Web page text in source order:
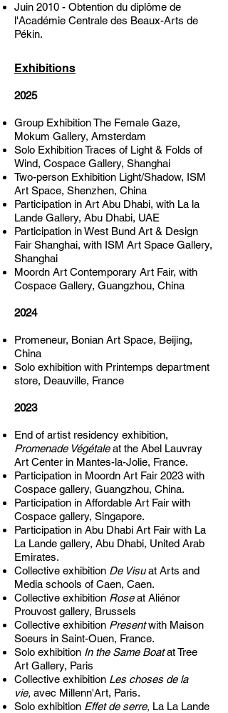
Juin 2010 - Obtention du diplôme de
l'Académie Centrale des Beaux-Arts de
Pékin.
Exhibitions
2025
Group Exhibition The Female Gaze,
Mokum Gallery, Amsterdam
Solo Exhibition Traces of Light & Folds of
Wind, Cospace Gallery, Shanghai
Two-person Exhibition Light/Shadow, ISM
Art Space, Shenzhen, China
Participation in Art Abu Dhabi, with La la
Lande Gallery, Abu Dhabi, UAE
Participation in West Bund Art & Design
Fair Shanghai, with ISM Art Space Gallery,
Shanghai
Moordn Art Contemporary Art Fair, with
Cospace Gallery, Guangzhou, China
2024
Promeneur, Bonian Art Space, Beijing,
China
Solo exhibition with Printemps department
store, Deauville, France
2023
End of artist residency exhibition,
Promenade Végétaleat the Abel Lauvray
Art Center in Mantes-la-Jolie, France.
Participation in Moordn Art Fair 2023 with
Cospace gallery, Guangzhou, China.
Participation in Affordable Art Fair with
Cospace gallery, Singapore.
Participation in Abu Dhabi Art Fair with La
La Lande gallery, Abu Dhabi, United Arab
Emirates.
Collective exhibition De Visuat Arts and
Media schools of Caen, Caen.
Collective exhibition Roseat Aliénor
Prouvost gallery, Brussels
Collective exhibition Presentwith Maison
Soeurs in Saint-Ouen, France.
Solo exhibition In the Same Boatat Tree
Art Gallery, Paris
Collective exhibition Les choses de la
vie, avec Millenn'Art, Paris.
Solo exhibition Effet de serre, La La Lande